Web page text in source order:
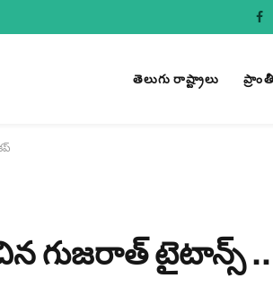
తెలుగు రాష్ట్రాలు
గుజరాత్ టైటాన్స్